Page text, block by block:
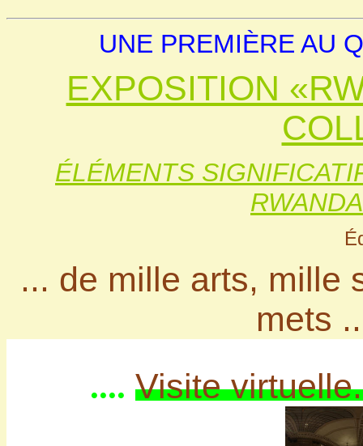
UNE PREMIÈRE AU
EXPOSITION
ÉLÉMENTS
... de mille arts, mille
mets
.... Visite